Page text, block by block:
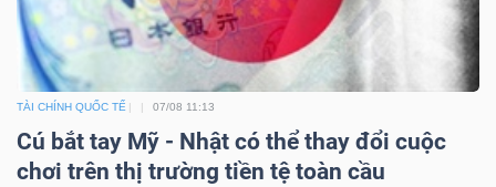
TÀI CHÍNH QUỐC TẾ 07/08 11:13
Cú bắt tay Mỹ - Nhật có thể thay đổi cuộc
chơi trên thị trường tiền tệ toàn cầu